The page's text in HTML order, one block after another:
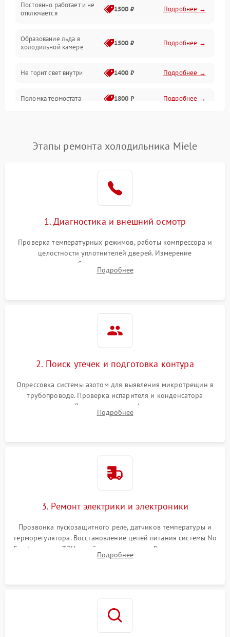
Постоянно работает и не
отключается
1500 ₽ Подробнее →
Образование льда в
холодильной камере
1500 ₽ Подробнее →
Не горит свет внутри 1400 ₽ Подробнее →
Поломка термостата 1800 ₽ Подробнее →
Поломка системы No Frost 2600 ₽ Подробнее →
работе
2000 ₽ Подробнее →
1000 ₽
1800 ₽
Этапы ремонта холодильника Miele
1. Диагностика и внешний осмотр
Проверка температурных режимов, работы компрессора и
целостности уплотнителей дверей. Измерение
сопротивления обмоток мотора, проверка термостата и
считывание кодов ошибок с электронного дисплея.
Подробнее
2. Поиск утечек и подготовка контура
Опрессовка системы азотом для выявления микротрещин в
трубопроводе. Проверка испарителя и конденсатора
течеискателем. Демонтаж старого фильтра-осушителя и
продувка капиллярной трубки для устранения засоров.
Подробнее
3. Ремонт электрики и электроники
Прозвонка пускозащитного реле, датчиков температуры и
терморегулятора. Восстановление цепей питания системы No
Frost, включая ТЭН оттайки и вентилятор. Ремонт или замена
платы управления при сбоях алгоритмов.
Подробнее